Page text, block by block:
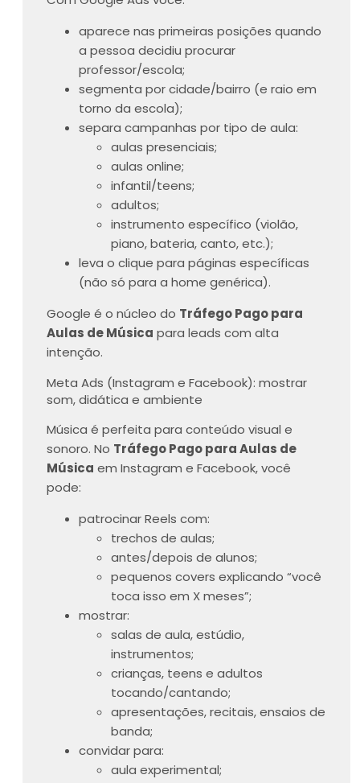
aparece nas primeiras posições quando
a pessoa decidiu procurar
professor/escola;
segmenta por cidade/bairro (e raio em
torno da escola);
separa campanhas por tipo de aula:
aulas presenciais;
aulas online;
infantil/teens;
adultos;
instrumento específico (violão,
piano, bateria, canto, etc.);
leva o clique para páginas específicas
(não só para a home genérica).
Google é o núcleo do Tráfego Pago para
Aulas de Música para leads com alta
intenção.
Meta Ads (Instagram e Facebook): mostrar
som, didática e ambiente
Música é perfeita para conteúdo visual e
sonoro. No Tráfego Pago para Aulas de
Música em Instagram e Facebook, você
pode:
patrocinar Reels com:
trechos de aulas;
antes/depois de alunos;
pequenos covers explicando “você
toca isso em X meses”;
mostrar:
salas de aula, estúdio,
instrumentos;
crianças, teens e adultos
tocando/cantando;
apresentações, recitais, ensaios de
banda;
convidar para:
aula experimental;